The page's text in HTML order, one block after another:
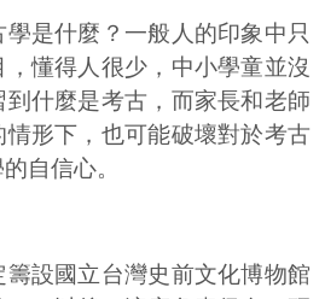
是什麼？一般人的印象中只
懂得人很少，中小學童並沒
什麼是考古，而家長和老師
形下，也可能破壞對於考古
自信心。
設國立台灣史前文化博物館